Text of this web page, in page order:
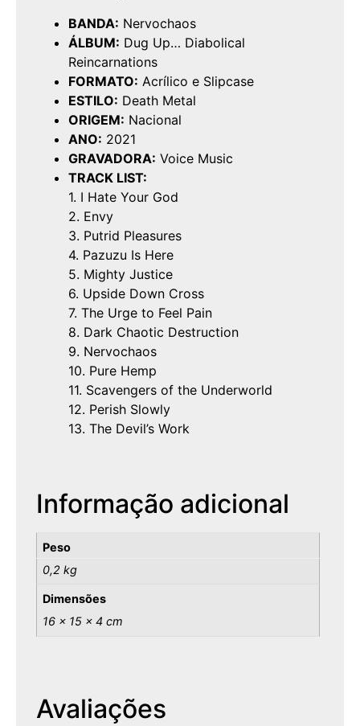
BANDA: Nervochaos
ÁLBUM: Dug Up… Diabolical
Reincarnations
FORMATO: Acrílico e Slipcase
ESTILO: Death Metal
ORIGEM: Nacional
ANO: 2021
GRAVADORA: Voice Music
TRACK LIST:
1. I Hate Your God
2. Envy
3. Putrid Pleasures
4. Pazuzu Is Here
5. Mighty Justice
6. Upside Down Cross
7. The Urge to Feel Pain
8. Dark Chaotic Destruction
9. Nervochaos
10. Pure Hemp
11. Scavengers of the Underworld
12. Perish Slowly
13. The Devil’s Work
Informação adicional
Peso
0,2 kg
Dimensões
16 × 15 × 4 cm
Avaliações